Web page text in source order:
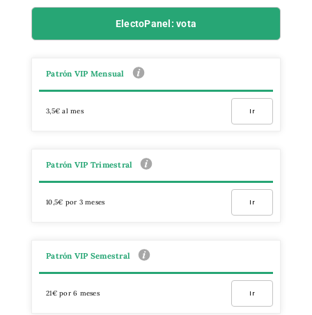
ElectoPanel: vota
Patrón VIP Mensual
3,5€ al mes Ir
Patrón VIP Trimestral
10,5€ por 3 meses Ir
Patrón VIP Semestral
21€ por 6 meses Ir